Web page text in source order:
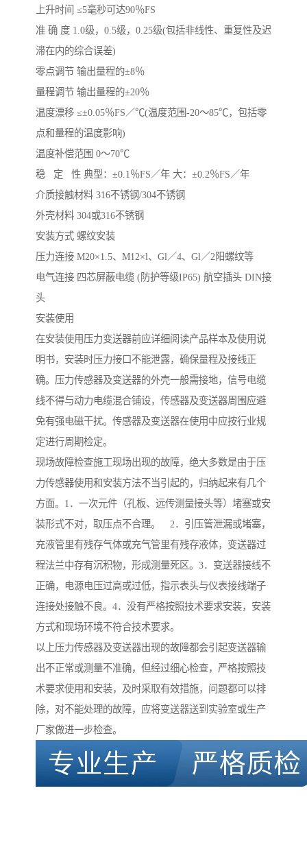
上升时间 ≤5毫秒可达90％FS
准 确 度 1.0级，0.5级，0.25级(包括非线性、重复性及迟
滞在内的综合误差)
零点调节 输出量程的±8％
量程调节 输出量程的±20％
温度漂移 ≤±0.05％FS／℃(温度范围-20～85℃，包括零
点和量程的温度影响)
温度补偿范围 0～70℃
稳 定 性 典型：±0.1％FS／年 大：±0.2％FS／年
介质接触材料 316不锈钢/304不锈钢
外壳材料 304或316不锈钢
安装方式 螺纹安装
压力连接 M20×1.5、M12×l、Gl／4、Gl／2阳螺纹等
电气连接 四芯屏蔽电缆 (防护等级IP65) 航空插头 DIN接
头
安装使用
在安装使用压力变送器前应详细阅读产品样本及使用说
明书，安装时压力接口不能泄露，确保量程及接线正
确。压力传感器及变送器的外壳一般需接地，信号电缆
线不得与动力电缆混合铺设，传感器及变送器周围应避
免有强电磁干扰。传感器及变送器在使用中应按行业规
定进行周期检定。
现场故障检查施工现场出现的故障，绝大多数是由于压
力传感器使用和安装方法不当引起的，归纳起来有几个
方面。1．一次元件（孔板、远传测量接头等）堵塞或安
装形式不对，取压点不合理。 2．引压管泄漏或堵塞，
充液管里有残存气体或充气管里有残存液体，变送器过
程法兰中存有沉积物，形成测量死区。3．变送器接线不
正确，电源电压过高或过低，指示表头与仪表接线端子
连接处接触不良。4．没有严格按照技术要求安装，安装
方式和现场环境不符合技术要求。
以上压力传感器及变送器出现的故障都会引起变送器输
出不正常或测量不准确，但经过细心检查，严格按照技
术要求使用和安装，及时采取有效措施，问题都可以排
除，对不能处理的故障，应将变送器送到实验室或生产
厂家做进一步检查。